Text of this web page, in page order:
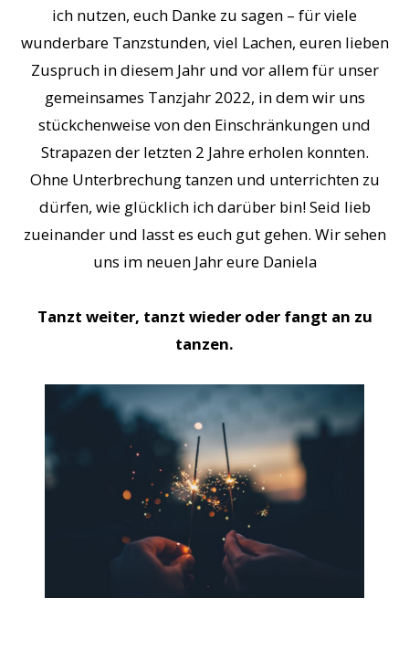
ich nutzen, euch Danke zu sagen – für viele
wunderbare Tanzstunden, viel Lachen, euren lieben
Zuspruch in diesem Jahr und vor allem für unser
gemeinsames Tanzjahr 2022, in dem wir uns
stückchenweise von den Einschränkungen und
Strapazen der letzten 2 Jahre erholen konnten.
Ohne Unterbrechung tanzen und unterrichten zu
dürfen, wie glücklich ich darüber bin! Seid lieb
zueinander und lasst es euch gut gehen. Wir sehen
uns im neuen Jahr eure Daniela
Tanzt weiter, tanzt wieder oder fangt an zu
tanzen.